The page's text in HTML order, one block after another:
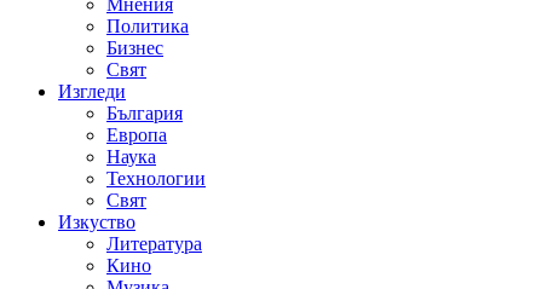
Мнения
Политика
Бизнес
Свят
Изгледи
България
Европа
Наука
Технологии
Свят
Изкуство
Литература
Кино